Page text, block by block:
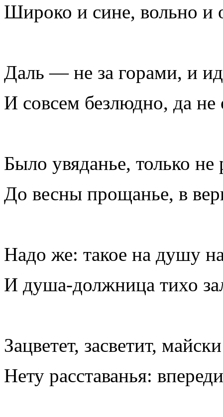
Широко и сине, вольно и
Даль — не за горами, и
И совсем безлюдно, да не
Было увяданье, только
До весны прощанье, в
Надо же: такое на душу
И душа-должница тихо
Зацветет, засветит,
Нету расставанья: